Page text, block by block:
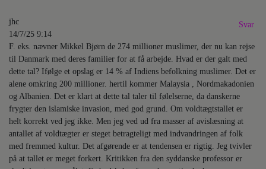
jhc
14/7/25 9:14
F. eks. nævner Mikkel Bjørn de 274 millioner muslimer, der nu kan rejse
til Danmark med deres familier for at få arbejde. Hvad er der galt med
dette tal? Ifølge et opslag er 14 % af Indiens befolkning muslimer. Det er
alene omkring 200 millioner. hertil kommer Malaysia , Nordmakadonien
og Albanien. Det er klart at dette tal taler til følelserne, da danskerne
frygter den islamiske invasion, med god grund. Om voldtægtstallet er
helt korrekt ved jeg ikke. Men jeg ved ud fra masser af avislæsning at
antallet af voldtægter er steget betragteligt med indvandringen af folk
med fremmed kultur. Det afgørende er at tendensen er rigtig. Jeg tvivler
på at tallet er meget forkert. Kritikken fra den syddanske professor er
Svar